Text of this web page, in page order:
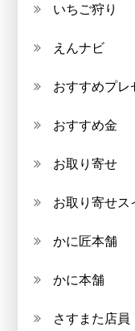
いちご狩り
えんナビ
おすすめプレ
おすすめ金
お取り寄せ
お取り寄せス
かに匠本舗
かに本舗
さすまた店員